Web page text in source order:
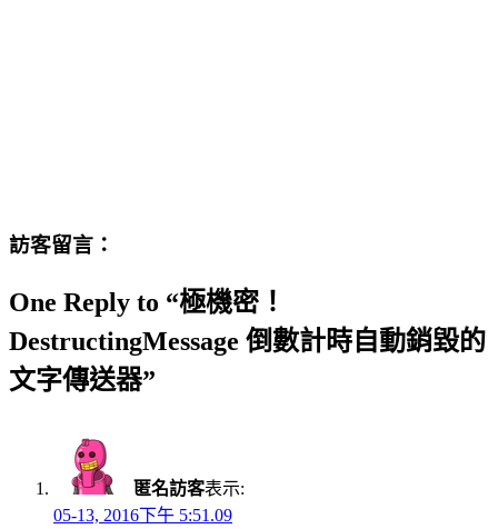
訪客留言：
One Reply to “極機密！
DestructingMessage 倒數計時自動銷毀的
文字傳送器”
匿名訪客表示:
05-13, 2016下午 5:51.09